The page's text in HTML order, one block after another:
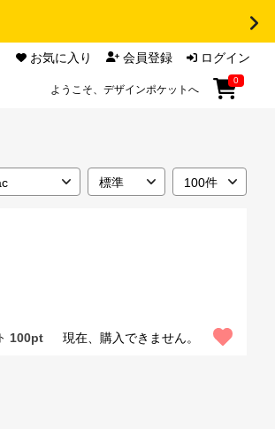
お気に入り 会員登録 ログイン
ようこそ、デザインポケットへ
0
100pt 現在、購入できません。